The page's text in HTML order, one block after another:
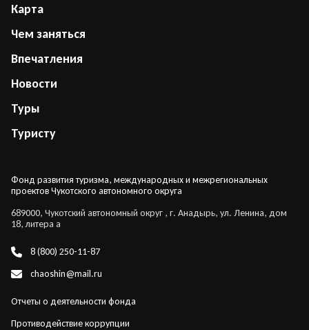
Карта
Чем заняться
Впечатления
Новости
Туры
Туристу
Фонд развития туризма, международных и межрегиональных
проектов Чукотского автономного округа
689000, Чукотский автономный округ , г. Анадырь, ул. Ленина, дом
18, литера а
8 (800) 250-11-87
chaoshin@mail.ru
Отчеты о деятельности фонда
Противодействие коррупции